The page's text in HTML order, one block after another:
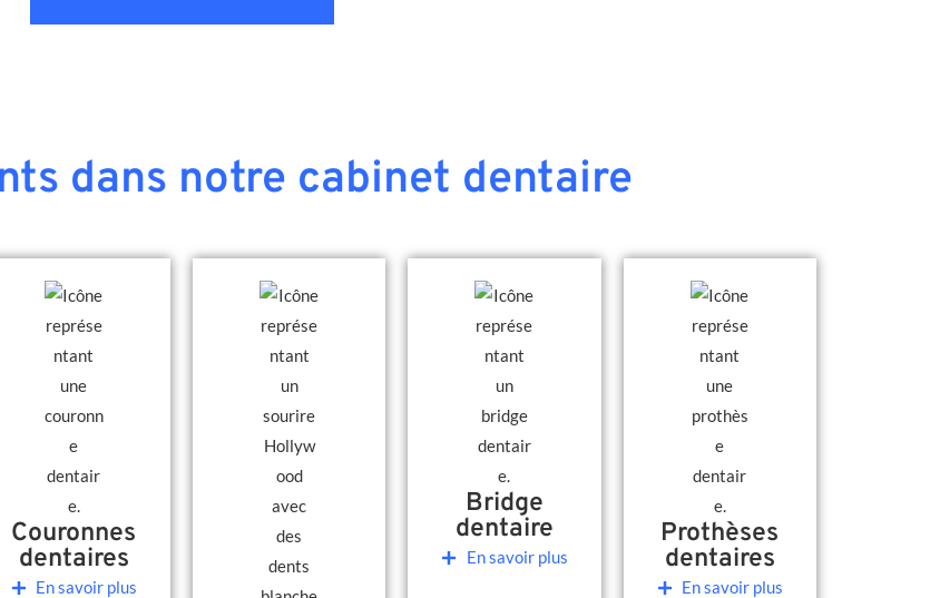
dans notre cabinet dentaire
Couronnes
dentaires
En savoir plus
Bridge
dentaire
En savoir plus
Prothèses
dentaires
En savoir plus